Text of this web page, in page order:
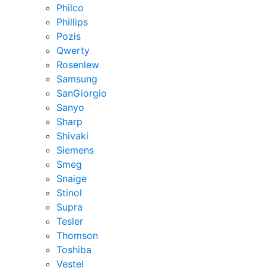
Philco
Phillips
Pozis
Qwerty
Rosenlew
Samsung
SanGiorgio
Sanyo
Sharp
Shivaki
Siemens
Smeg
Snaige
Stinol
Supra
Tesler
Thomson
Toshiba
Vestel